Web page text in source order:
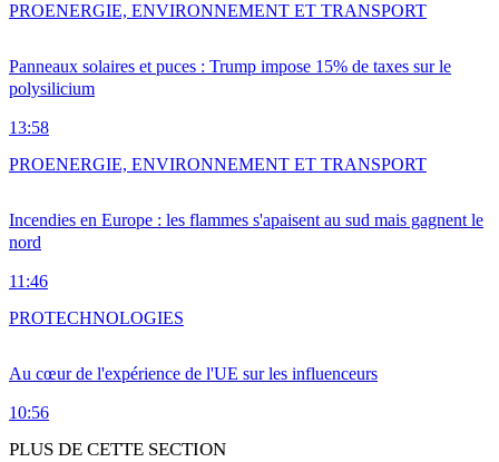
Panneaux solaires et puces : Trump impose 15% de taxes sur le
polysilicium
13:58
PROENERGIE, ENVIRONNEMENT ET TRANSPORT
Incendies en Europe : les flammes s'apaisent au sud mais gagnent le
nord
11:46
PROENERGIE, ENVIRONNEMENT ET TRANSPORT
Au cœur de l'expérience de l'UE sur les influenceurs
10:56
PROTECHNOLOGIES
PLUS DE CETTE SECTION